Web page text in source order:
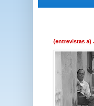
(entrevistas a)